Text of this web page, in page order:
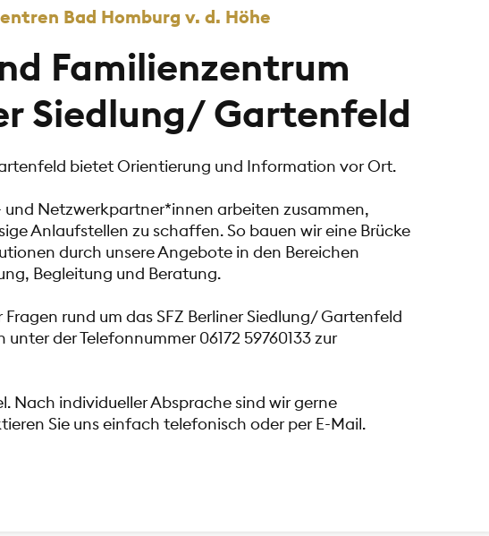
Bad Homburg v. d. Höhe
Familienzentrum
Siedlung/ Gartenfeld
bietet Orientierung und Information vor Ort.
Netzwerkpartner*innen arbeiten zusammen,
Anlaufstellen zu schaffen. So bauen wir eine Brücke
durch unsere Angebote in den Bereichen
Begleitung und Beratung.
rund um das SFZ Berliner Siedlung/ Gartenfeld
der Telefonnummer 06172 59760133 zur
Nach individueller Absprache sind wir gerne
Sie uns einfach telefonisch oder per E-Mail.